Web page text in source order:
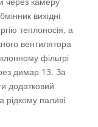
вихідні
теплоносія, а
вентилятора
фільтрі
димар 13. За
додатковий
рідкому паливі